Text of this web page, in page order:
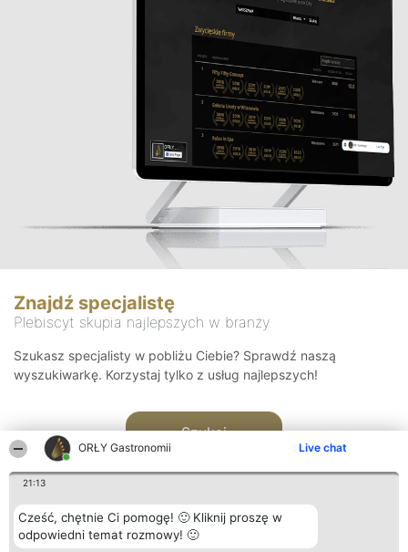
ORŁY Gastronomii Live chat
21:13
Cześć, chętnie Ci pomogę! 🙂 Kliknij proszę w
odpowiedni temat rozmowy! 🙂
Znajdź specjalistę
Plebiscyt skupia najlepszych w branży
Szukasz specjalisty w pobliżu Ciebie? Sprawdź naszą
wyszukiwarkę. Korzystaj tylko z usług najlepszych!
Szukaj